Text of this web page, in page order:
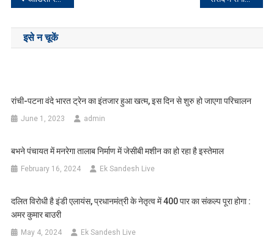
navigation
इसे न चूकें
रांची-पटना वंदे भारत ट्रेन का इंतजार हुआ खत्म, इस दिन से शुरु हो जाएगा परिचालन
June 1, 2023 admin
बभने पंचायत में मनरेगा तालाब निर्माण में जेसीबी मशीन का हो रहा है इस्तेमाल
February 16, 2024 Ek Sandesh Live
दलित विरोधी है इंडी एलायंस, प्रधानमंत्री के नेतृत्व में 400 पार का संकल्प पूरा होगा :
अमर कुमार बाउरी
May 4, 2024 Ek Sandesh Live